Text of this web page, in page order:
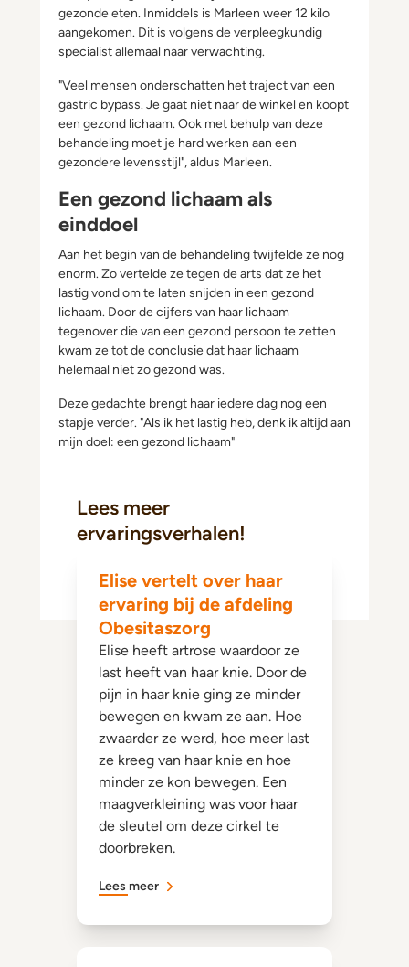
gezonde eten. Inmiddels is Marleen weer 12 kilo
aangekomen. Dit is volgens de verpleegkundig
specialist allemaal naar verwachting.
"Veel mensen onderschatten het traject van een
gastric bypass. Je gaat niet naar de winkel en koopt
een gezond lichaam. Ook met behulp van deze
behandeling moet je hard werken aan een
gezondere levensstijl", aldus Marleen.
Een gezond lichaam als
einddoel
Aan het begin van de behandeling twijfelde ze nog
enorm. Zo vertelde ze tegen de arts dat ze het
lastig vond om te laten snijden in een gezond
lichaam. Door de cijfers van haar lichaam
tegenover die van een gezond persoon te zetten
kwam ze tot de conclusie dat haar lichaam
helemaal niet zo gezond was.
Deze gedachte brengt haar iedere dag nog een
stapje verder. "Als ik het lastig heb, denk ik altijd aan
mijn doel: een gezond lichaam"
Lees meer
ervaringsverhalen!
Elise vertelt over haar
ervaring bij de afdeling
Obesitaszorg
Elise heeft artrose waardoor ze
last heeft van haar knie. Door de
pijn in haar knie ging ze minder
bewegen en kwam ze aan. Hoe
zwaarder ze werd, hoe meer last
ze kreeg van haar knie en hoe
minder ze kon bewegen. Een
maagverkleining was voor haar
de sleutel om deze cirkel te
doorbreken.
Lees meer